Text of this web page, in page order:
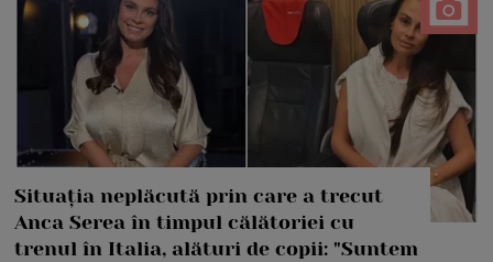
Situația neplăcută prin care a trecut
Anca Serea în timpul călătoriei cu
trenul în Italia, alături de copii: "Suntem